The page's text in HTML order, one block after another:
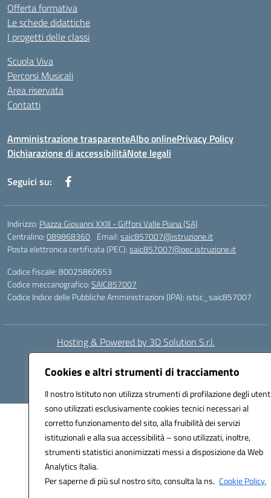
Cookies e altri strumenti di tracciamento
Il nostro Istituto non utilizza strumenti di profilazione degli
sono utilizzati esclusivamente cookies tecnici necessari al
corretto funzionamento del sito, alla fruibilità dei servizi
istituzionali e alla sua accessibilità – sono utilizzati, inoltre,
strumenti statistici anonimizzati messi a disposizione da Web
Analytics Italia.
Per saperne di più sul nostro sito, consulta la ns. Cookie Policy.
Offerta formativa
Le schede didattiche
I progetti delle classi
Scuola Viva
Percorsi Musicali
Area riservata
Contatti
Amministrazione trasparenteAlbo onlinePrivacy Policy
Dichiarazione di accessibilitàNote legali
Seguici su:
Indirizzo: Piazza Giovanni XXIII - Giffoni Valle Piana (SA)
Centralino:089868360 Email:saic857007@istruzione.it
Posta elettronica certificata (PEC):saic857007@pec.istruzione.it
Codice fiscale: 80025860653
Codice meccanografico:SAIC857007
Codice Indice delle Pubbliche Amministrazioni (IPA): istsc_saic857007
Hosting & Powered by 3D Solution S.r.l.
Concept & Design by Designers Italia